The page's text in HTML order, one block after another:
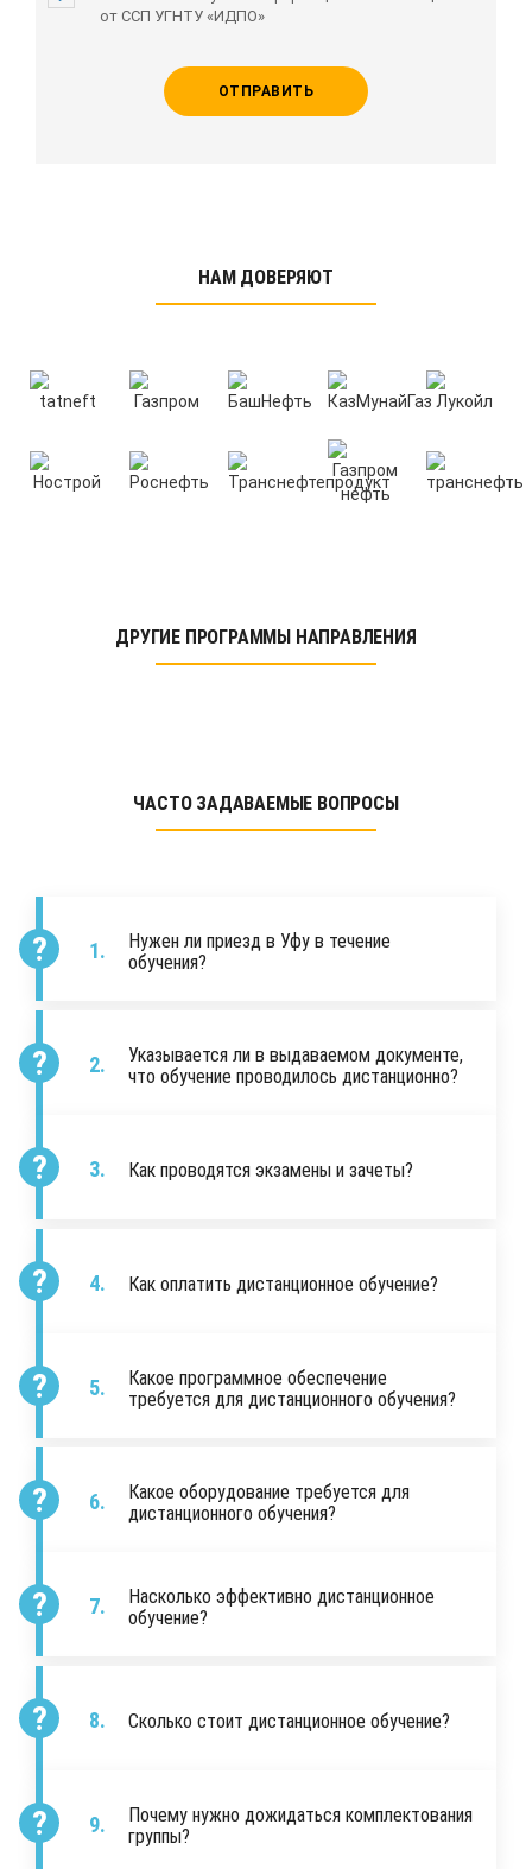
от ССП УГНТУ «ИДПО»
ОТПРАВИТЬ
НАМ ДОВЕРЯЮТ
ДРУГИЕ ПРОГРАММЫ НАПРАВЛЕНИЯ
ЧАСТО ЗАДАВАЕМЫЕ ВОПРОСЫ
Нужен ли приезд в Уфу в течение
обучения?
Указывается ли в выдаваемом документе,
что обучение проводилось дистанционно?
Как проводятся экзамены и зачеты?
Как оплатить дистанционное обучение?
Какое программное обеспечение
требуется для дистанционного обучения?
Какое оборудование требуется для
дистанционного обучения?
Насколько эффективно дистанционное
обучение?
Сколько стоит дистанционное обучение?
Почему нужно дожидаться комплектования
группы?